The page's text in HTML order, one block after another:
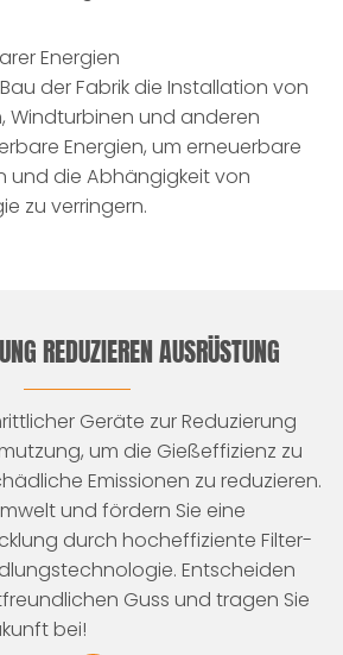
Energien
der Fabrik die Installation von
Windturbinen und anderen
Energien, um erneuerbare
und die Abhängigkeit von
zu verringern.
REDUZIEREN AUSRÜSTUNG
Geräte zur Reduzierung
um die Gießeffizienz zu
Emissionen zu reduzieren.
und fördern Sie eine
durch hocheffiziente Filter-
Entscheiden
Guss und tragen Sie
bei!